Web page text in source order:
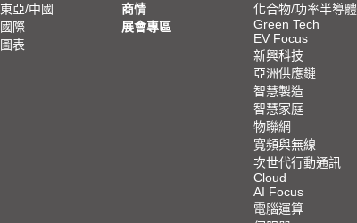
東亞/中國
國際
圖表
商情
展會專區
化合物/功率半導體
Green Tech
EV Focus
新興科技
亞洲供應鏈
智慧製造
智慧家庭
物聯網
寬頻與無線
次世代行動通訊
Cloud
AI Focus
電腦運算